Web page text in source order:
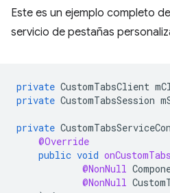
Este es un ejemplo completo
servicio de pestañas
private CustomTabsClient
private CustomTabsSession
private
@Override
public void
@NonNull
@NonNull